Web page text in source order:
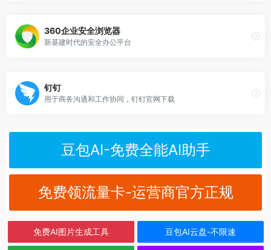
360企业安全浏览器
新基建时代的安全办公平台
钉钉
用于商务沟通和工作协同，钉钉官网下载
豆包AI-免费全能AI助手
免费领流量卡-运营商官方正规
免费AI图片生成工具 豆包AI云盘-不限速